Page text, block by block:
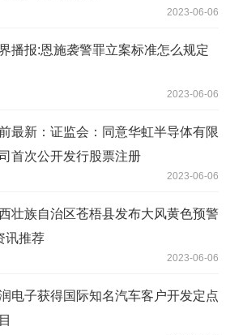
2023-06-06
播报:恩施袭警罪立案标准怎么规定
2023-06-06
最新：证监会：同意华虹半导体有限
首次公开发行股票注册
2023-06-06
壮族自治区苍梧县发布大风黄色预警
讯推荐
2023-06-06
电子获得国际知名汽车客户开发定点